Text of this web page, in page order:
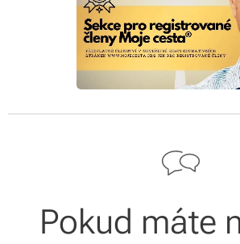
Pokud máte